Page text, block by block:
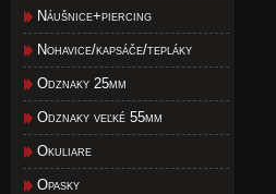
Náušnice+piercing
Nohavice/kapsáče/tepláky
Odznaky 25mm
Odznaky veľké 55mm
Okuliare
Opasky